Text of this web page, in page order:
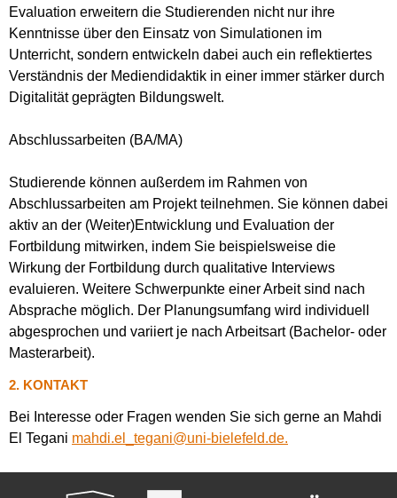
Evaluation erweitern die Studierenden nicht nur ihre
Kenntnisse über den Einsatz von Simulationen im
Unterricht, sondern entwickeln dabei auch ein reflektiertes
Verständnis der Mediendidaktik in einer immer stärker durch
Digitalität geprägten Bildungswelt.
Abschlussarbeiten (BA/MA)
Studierende können außerdem im Rahmen von
Abschlussarbeiten am Projekt teilnehmen. Sie können dabei
aktiv an der (Weiter)Entwicklung und Evaluation der
Fortbildung mitwirken, indem Sie beispielsweise die
Wirkung der Fortbildung durch qualitative Interviews
evaluieren. Weitere Schwerpunkte einer Arbeit sind nach
Absprache möglich. Der Planungsumfang wird individuell
abgesprochen und variiert je nach Arbeitsart (Bachelor- oder
Masterarbeit).
2. KONTAKT
Bei Interesse oder Fragen wenden Sie sich gerne an Mahdi
El Tegani mahdi.el_tegani@uni-bielefeld.de.